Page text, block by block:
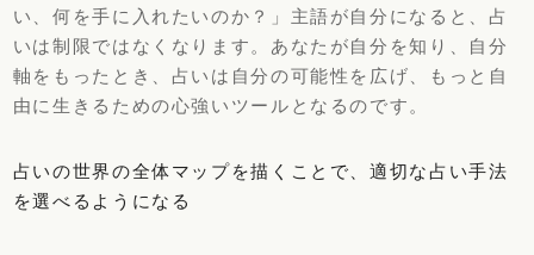
い、何を手に入れたいのか？」主語が自分になると、占
いは制限ではなくなります。あなたが自分を知り、自分
軸をもったとき、占いは自分の可能性を広げ、もっと自
由に生きるための心強いツールとなるのです。
占いの世界の全体マップを描くことで、適切な占い手法
を選べるようになる